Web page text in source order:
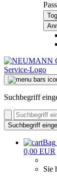
Suchbegriff
Suchbegriff
0,00 EUR
Sie